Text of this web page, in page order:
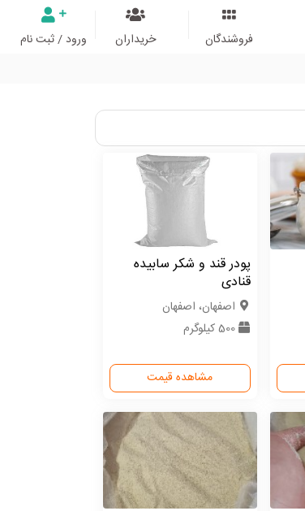
ورود / ثبت نام خریداران
فروشندگان
پودر قند و شکر سابیده
قنادی
اصفهان، اصفهان
500 کیلوگرم
مشاهده قیمت